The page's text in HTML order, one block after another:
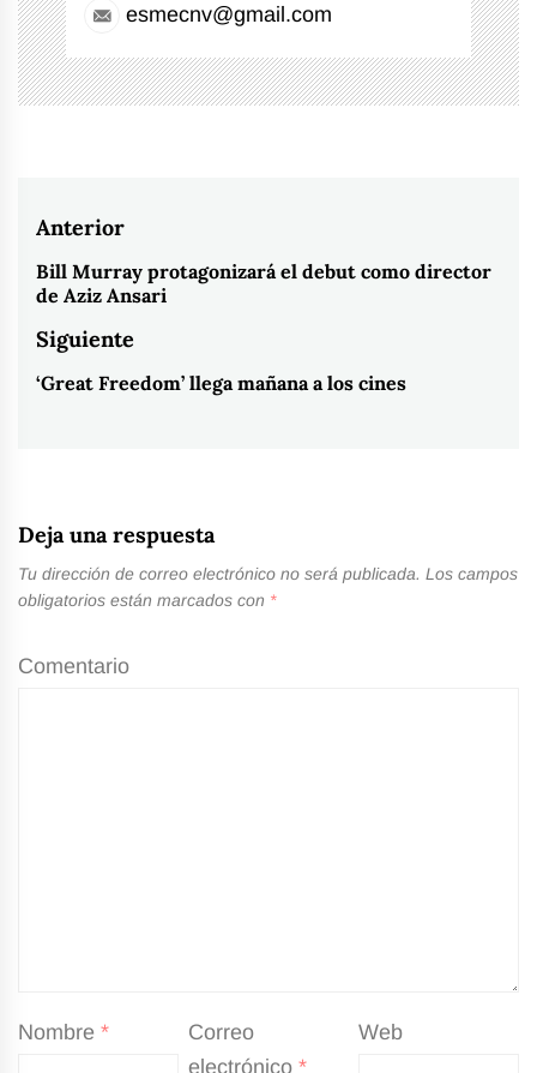
esmecnv@gmail.com
Navegación
de
entradas
Anterior
Entrada
anterior:
Bill Murray protagonizará el debut como director
de Aziz Ansari
Siguiente
Entrada
‘Great Freedom’ llega mañana a los cines
Deja una respuesta
Tu dirección de correo electrónico no será publicada. Los campos
obligatorios están marcados con *
Comentario
Nombre *
Correo
electrónico*
Web